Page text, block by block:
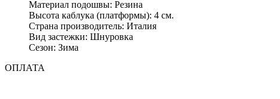
Материал подошвы: Резина
Высота каблука (платформы): 4 см.
Страна производитель: Италия
Вид застежки: Шнуровка
Сезон: Зима
ОПЛАТА